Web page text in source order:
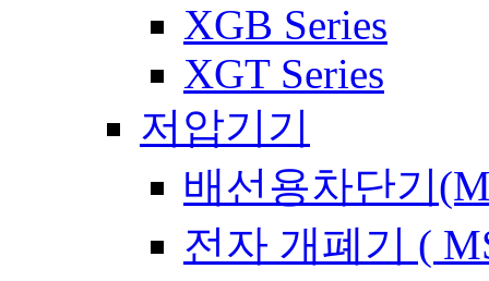
XGB Series
XGT Series
저압기기
배선용차단기
전자 개폐기 (